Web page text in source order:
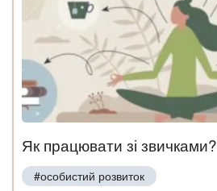
Як працювати зі звичками?
#особистий розвиток